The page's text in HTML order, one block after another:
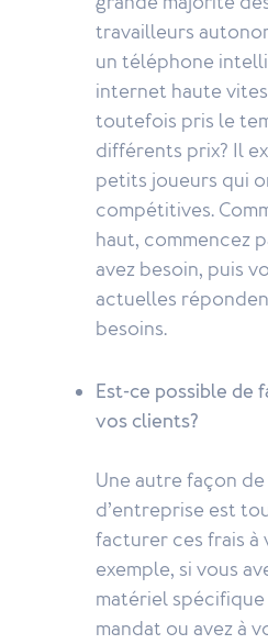
travailleurs
un téléphone
internet haute
toutefois pris le
différents prix? Il
petits joueurs qui
compétitives.
haut, commencez
avez besoin, puis
actuelles
besoins.
Est-ce possible de
vos clients?
Une autre façon
d’entreprise est
facturer ces frais à
exemple, si vous
matériel
mandat ou avez à